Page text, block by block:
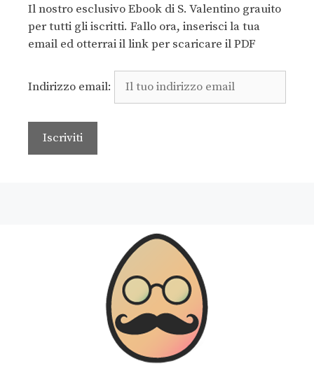
Il nostro esclusivo Ebook di S. Valentino grauito
per tutti gli iscritti. Fallo ora, inserisci la tua
email ed otterrai il link per scaricare il PDF
Indirizzo email: